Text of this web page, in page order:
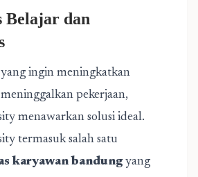
Belajar dan
ingin meningkatkan
pekerjaan,
menawarkan solusi ideal.
termasuk salah satu
karyawan bandungyang